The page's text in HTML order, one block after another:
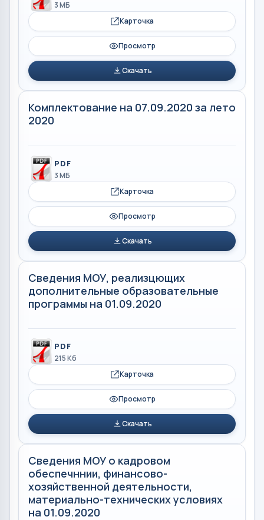
3 МБ
Карточка
Просмотр
Скачать
Комплектование на 07.09.2020 за лето
2020
PDF
3 МБ
Карточка
Просмотр
Скачать
Сведения МОУ, реализцющих
дополнительные образовательные
программы на 01.09.2020
PDF
215 Кб
Карточка
Просмотр
Скачать
Сведения МОУ о кадровом
обеспечннии, финансово-
хозяйственной деятельности,
материально-технических условиях
на 01.09.2020